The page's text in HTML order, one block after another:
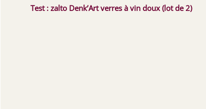
Test : zalto Denk’Art verres à vin doux (lot de 2)